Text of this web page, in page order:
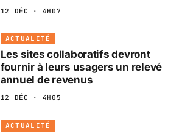
12 DÉC · 4H07
ACTUALITÉ
Les sites collaboratifs devront
fournir à leurs usagers un relevé
annuel de revenus
12 DÉC · 4H05
ACTUALITÉ